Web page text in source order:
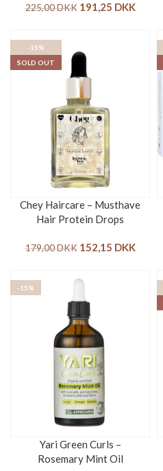
225,00DKK 191,25 DKK
-15%
SOLD OUT
Chey Haircare – Musthave
Hair Protein Drops
179,00DKK 152,15 DKK
-15%
Yari Green Curls –
Rosemary Mint Oil